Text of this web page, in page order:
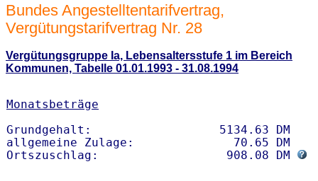
Bundes Angestelltentarifvertrag,
Vergütungstarifvertrag Nr. 28
Vergütungsgruppe Ia, Lebensaltersstufe 1 im Bereich
Kommunen, Tabelle 01.01.1993 - 31.08.1994
Monatsbeträge
Grundgehalt:                  5134.63 DM
allgemeine Zulage:              70.65 DM
Ortszuschlag:                  908.08 DM